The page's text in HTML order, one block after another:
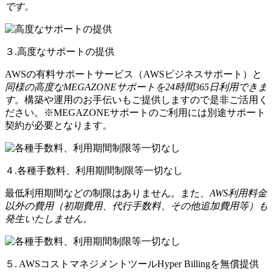
です。
３.高度なサポートの提供
AWSの有料サポートサービス（AWSビジネスサポート）と
同様の高度なMEGAZONEサポートを24時間365日利用できま
す。 構築や運用のお手伝いもご提供しますので是非ご活用く
ださい。※MEGAZONEサポートのご利用には別途サポート
契約が必要となります。
４.各種手数料、利用期間制限等一切なし
最低利用期間などの制限はありません。また、 AWS利用料金
以外の費用（初期費用、代行手数料、その他追加費用等）も
発生いたしません。
５. AWSコストマネジメントツールHyper Billingを無償提供